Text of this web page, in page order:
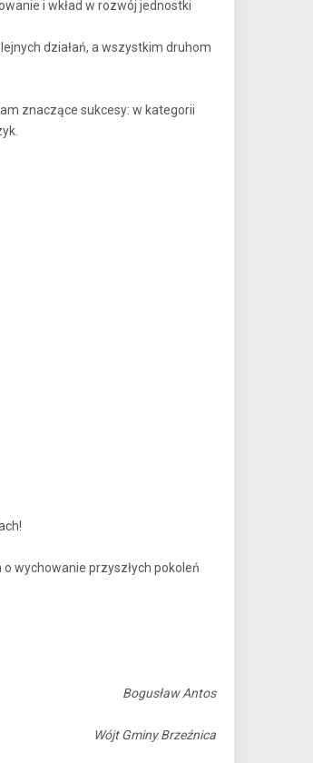
i wkład w rozwój jednostki
działań, a wszystkim druhom
znaczące sukcesy: w kategorii
wychowanie przyszłych pokoleń
Bogusław Antos
Wójt Gminy Brzeźnica